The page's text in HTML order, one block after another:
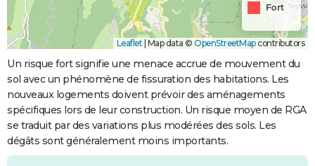
Fort
Leaflet | Map data © OpenStreetMapcontributors
Un risque fort signifie une menace accrue de mouvement du
sol avec un phénomène de fissuration des habitations. Les
nouveaux logements doivent prévoir des aménagements
spécifiques lors de leur construction. Un risque moyen de RGA
se traduit par des variations plus modérées des sols. Les
dégâts sont généralement moins importants.